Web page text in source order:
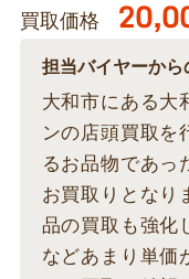
買取価格
担当バイヤーから
大和市にある大
ンの店頭買取を
るお品物であっ
お買取りとなり
品の買取も強化
などあまり単価